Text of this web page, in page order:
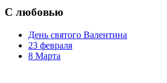
С любовью
День святого Валентина
23 февраля
8 Марта